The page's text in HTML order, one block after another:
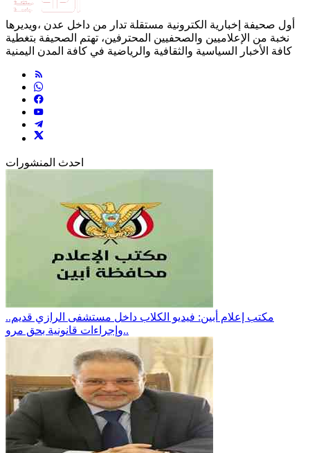
أول صحيفة إخبارية الكترونية مستقلة تدار من داخل عدن ،ويديرها
نخبة من الإعلاميين والصحفيين المحترفين، تهتم الصحيفة بتغطية
كافة الأخبار السياسية والثقافية والرياضية في كافة المدن اليمنية
احدث المنشورات
مكتب إعلام أبين: فيديو الكلاب داخل مستشفى الرازي قديم..
وإجراءات قانونية بحق مرو..